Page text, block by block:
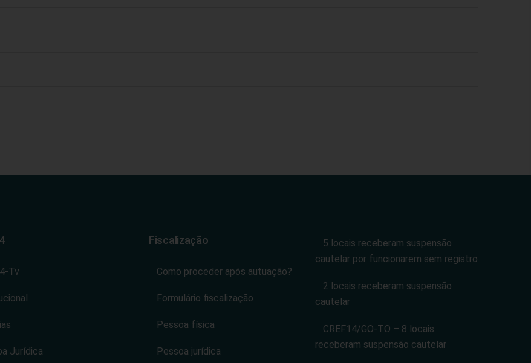
Tv
Jurídica
Fiscalização
Como proceder após autuação?
Formulário fiscalização
Pessoa física
Pessoa jurídica
5 locais receberam suspensão
cautelar por funcionarem sem registro
2 locais receberam suspensão
cautelar
CREF14/GO-TO – 8 locais
receberam suspensão cautelar